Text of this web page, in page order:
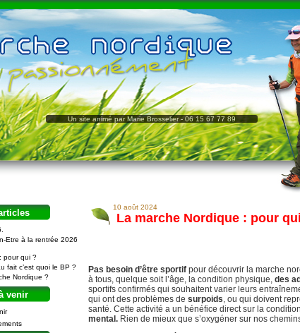
Un site animé par Marie Brosselier - 06 15 67 77 89
10 août 2024
La marche Nordique : pour
Pas besoin d’être sportif pour découvrir la marche
à tous, quelque soit l’âge, la condition physique, des
sportifs confirmés qui souhaitent varier leurs
qui ont des problèmes de surpoids, ou qui doivent
santé. Cette activité a un bénéfice direct sur la
mental. Rien de mieux que s’oxygéner sur nos
Etre à la rentrée 2026
pour qui ?
fait c’est quoi le BP ?
Nordique ?
venir